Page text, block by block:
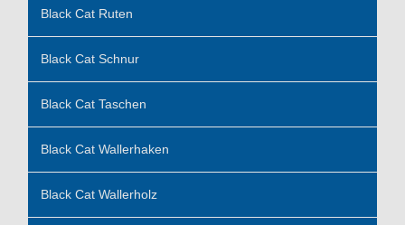
Black Cat Ruten
Black Cat Schnur
Black Cat Taschen
Black Cat Wallerhaken
Black Cat Wallerholz